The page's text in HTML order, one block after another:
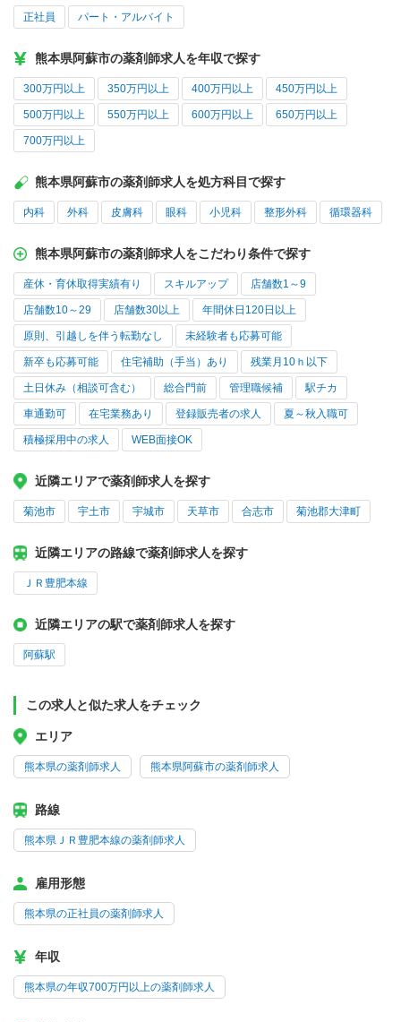
正社員 パート・アルバイト
熊本県阿蘇市の薬剤師求人を年収で探す
300万円以上 350万円以上 400万円以上 450万円以上
500万円以上 550万円以上 600万円以上 650万円以上
700万円以上
熊本県阿蘇市の薬剤師求人を処方科目で探す
内科 外科 皮膚科 眼科 小児科 整形外科 循環器科
熊本県阿蘇市の薬剤師求人をこだわり条件で探す
産休・育休取得実績有り スキルアップ 店舗数1～9
店舗数10～29 店舗数30以上 年間休日120日以上
原則、引越しを伴う転勤なし 未経験者も応募可能
新卒も応募可能 住宅補助（手当）あり 残業月10ｈ以下
土日休み（相談可含む） 総合門前 管理職候補 駅チカ
車通勤可 在宅業務あり 登録販売者の求人 夏～秋入職可
積極採用中の求人 WEB面接OK
近隣エリアで薬剤師求人を探す
菊池市 宇土市 宇城市 天草市 合志市 菊池郡大津町
近隣エリアの路線で薬剤師求人を探す
ＪＲ豊肥本線
近隣エリアの駅で薬剤師求人を探す
阿蘇駅
この求人と似た求人をチェック
エリア
熊本県の薬剤師求人 熊本県阿蘇市の薬剤師求人
路線
熊本県ＪＲ豊肥本線の薬剤師求人
雇用形態
熊本県の正社員の薬剤師求人
年収
熊本県の年収700万円以上の薬剤師求人